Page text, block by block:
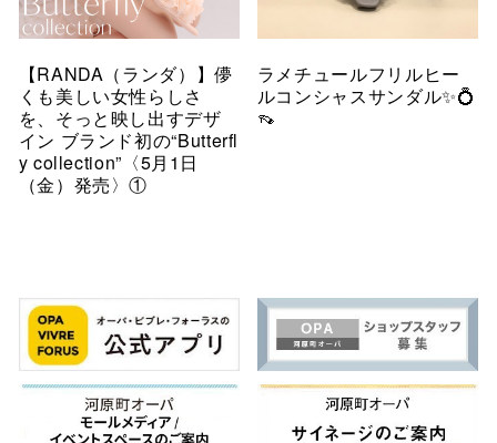
【RANDA（ランダ）】儚
くも美しい女性らしさ
を、そっと映し出すデザ
イン ブランド初の“Butterfl
y collection”〈5月1日
（金）発売〉①
ラメチュールフリルヒー
ルコンシャスサンダル✨💍
👡